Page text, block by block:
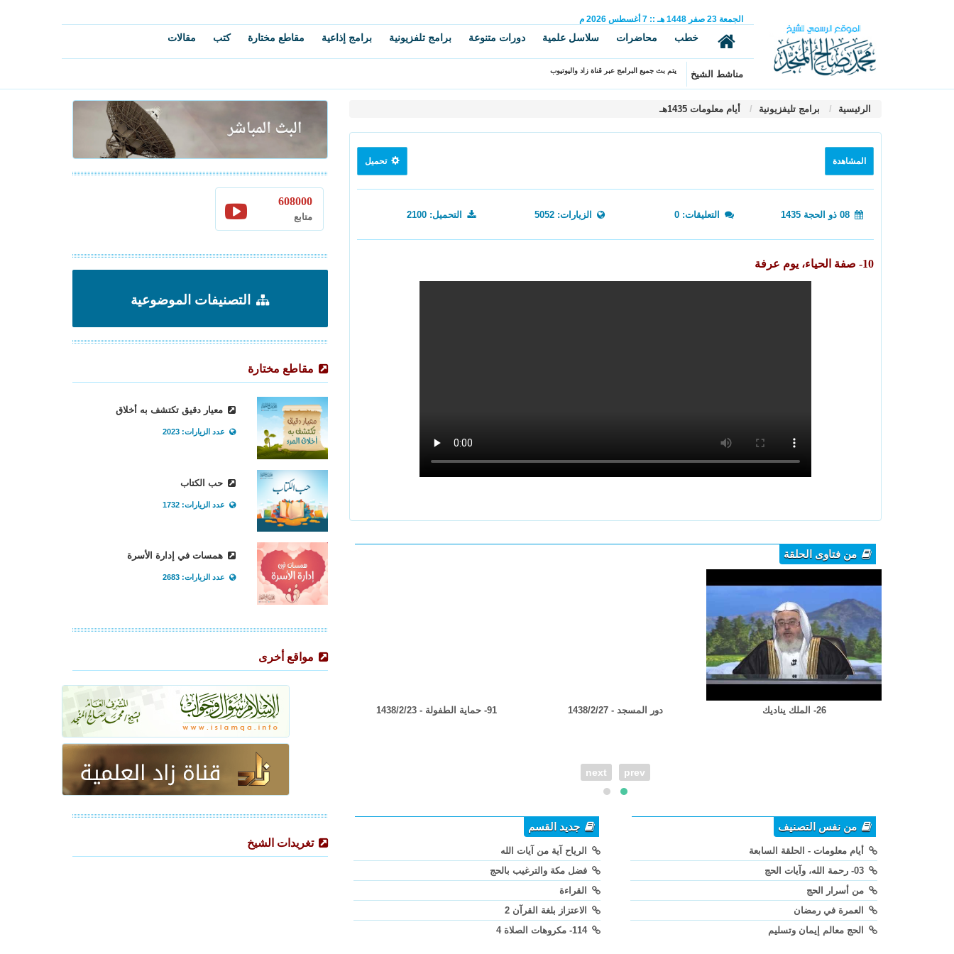
الجمعة 23 صفر 1448 هـ ::
7 أغسطس 2026 م
خطب محاضرات سلاسل علمية دورات متنوعة برامج تلفزيونية برامج إذاعية مقاطع مختارة كتب مقالات
مناشط الشيخ يتم بث جميع البرامج عبر قناة زاد واليوتيوب
الرئيسية برامج تليفزيونية أيام معلومات 1435هـ
المشاهدة تحميل
التعليقات: 0 الزيارات: 5052 التحميل: 2100
10- صفة الحياء، يوم عرفة
من فتاوى الحلقة
26- الملك يناديك دور المسجد - 1438/2/27 91- حماية الطفولة - 1438/2/23 البواعث النبيلة على الزواج - 1438/2/18
prev
next
من نفس التصنيف
أيام معلومات - الحلقة السابعة
من أسرار الحج
العمرة في رمضان
الحج معالم إيمان وتسليم
جديد القسم
الرياح آية من آيات الله
فضل مكة والترغيب بالحج
القراءة
الاعتزاز بلغة القرآن 2
114- مكروهات الصلاة 4
608000
متابع
التصنيفات الموضوعية
مقاطع مختارة
معيار دقيق تكتشف به أخلاق
عدد الزيارات: 2023
حب الكتاب
عدد الزيارات: 1732
همسات في إدارة الأسرة
عدد الزيارات: 2683
مواقع أخرى
تغريدات الشيخ